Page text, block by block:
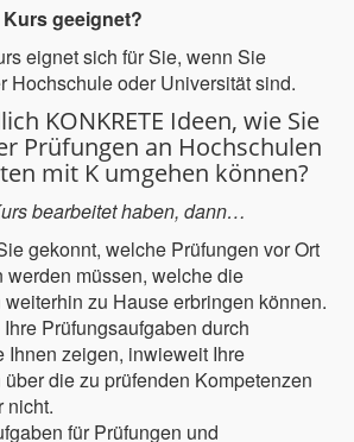
geeignet?
eignet sich für Sie, wenn Sie
Hochschule oder Universität sind.
KONKRETE Ideen, wie Sie
Prüfungen an Hochschulen
mit K umgehen können?
bearbeitet haben, dann…
gekonnt, welche Prüfungen vor Ort
werden müssen, welche die
zu Hause erbringen können.
Prüfungsaufgaben durch
Ihnen zeigen, inwieweit Ihre
die zu prüfenden Kompetenzen
nicht.
für Prüfungen und